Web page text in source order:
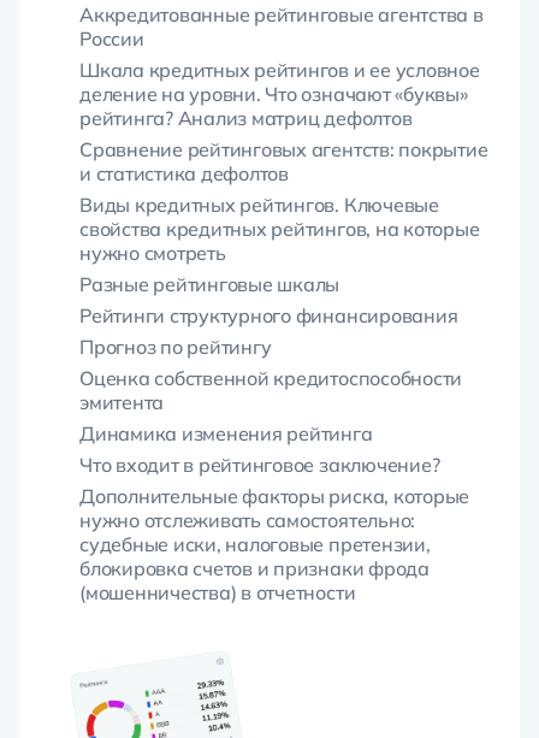
Аккредитованные рейтинговые агентства в
России
Шкала кредитных рейтингов и ее условное
деление на уровни. Что означают «буквы»
рейтинга? Анализ матриц дефолтов
Сравнение рейтинговых агентств: покрытие
и статистика дефолтов
Виды кредитных рейтингов. Ключевые
свойства кредитных рейтингов, на которые
нужно смотреть
Разные рейтинговые шкалы
Рейтинги структурного финансирования
Прогноз по рейтингу
Оценка собственной кредитоспособности
эмитента
Динамика изменения рейтинга
Что входит в рейтинговое заключение?
Дополнительные факторы риска, которые
нужно отслеживать самостоятельно:
судебные иски, налоговые претензии,
блокировка счетов и признаки фрода
(мошенничества) в отчетности